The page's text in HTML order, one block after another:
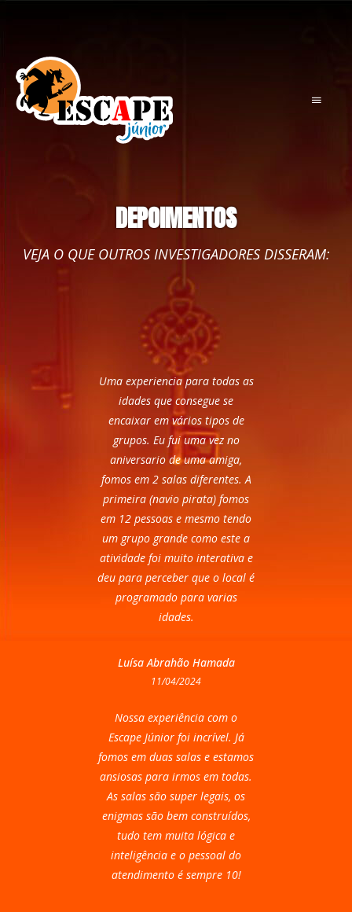
DEPOIMENTOS
VEJA O QUE OUTROS INVESTIGADORES DISSERAM:
Uma experiencia para todas as
idades que consegue se
encaixar em vários tipos de
grupos. Eu fui uma vez no
aniversario de uma amiga,
fomos em 2 salas diferentes. A
primeira (navio pirata) fomos
em 12 pessoas e mesmo tendo
um grupo grande como este a
atividade foi muito interativa e
deu para perceber que o local é
programado para varias
idades.
Luísa Abrahão Hamada
11/04/2024
Nossa experiência com o
Escape Júnior foi incrível. Já
fomos em duas salas e estamos
ansiosas para irmos em todas.
As salas são super legais, os
enigmas são bem construídos,
tudo tem muita lógica e
inteligência e o pessoal do
atendimento é sempre 10!